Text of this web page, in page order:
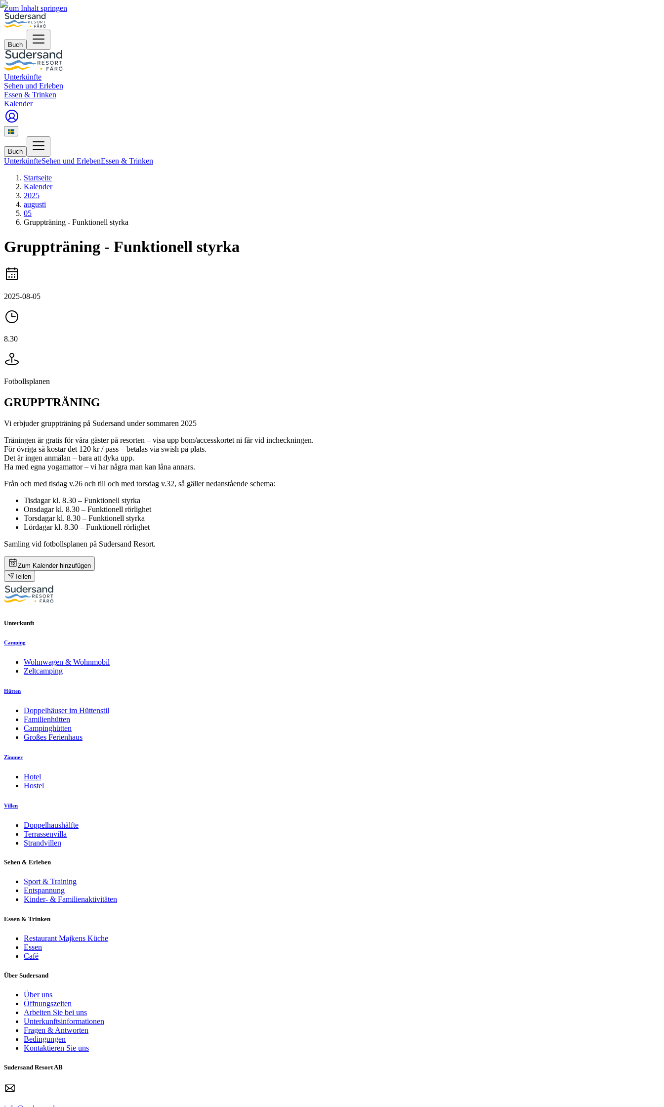
Zum Inhalt springen
Buch
Unterkünfte
Sehen und Erleben
Essen & Trinken
Kalender
Buch
UnterkünfteSehen und ErlebenEssen & Trinken
Startseite
Kalender
2025
augusti
05
Gruppträning - Funktionell styrka
Gruppträning - Funktionell styrka
2025-08-05
8.30
Fotbollsplanen
GRUPPTRÄNING
Vi erbjuder gruppträning på Sudersand under sommaren 2025
Träningen är gratis för våra gäster på resorten – visa upp bom/accesskortet ni får vid incheckningen.
För övriga så kostar det 120 kr / pass – betalas via swish på plats.
Det är ingen anmälan – bara att dyka upp.
Ha med egna yogamattor – vi har några man kan låna annars.
Från och med tisdag v.26 och till och med torsdag v.32, så gäller nedanstående schema:
Tisdagar kl. 8.30 – Funktionell styrka
Onsdagar kl. 8.30 – Funktionell rörlighet
Torsdagar kl. 8.30 – Funktionell styrka
Lördagar kl. 8.30 – Funktionell rörlighet
Samling vid fotbollsplanen på Sudersand Resort.
Zum Kalender hinzufügen
Teilen
Unterkunft
Camping
Wohnwagen & Wohnmobil
Zeltcamping
Hütten
Doppelhäuser im Hüttenstil
Familienhütten
Campinghütten
Großes Ferienhaus
Zimmer
Hotel
Hostel
Villen
Doppelhaushälfte
Terrassenvilla
Strandvillen
Sehen & Erleben
Sport & Training
Entspannung
Kinder- & Familienaktivitäten
Essen & Trinken
Restaurant Majkens Küche
Essen
Café
Über Sudersand
Über uns
Öffnungszeiten
Arbeiten Sie bei uns
Unterkunftsinformationen
Fragen & Antworten
Bedingungen
Kontaktieren Sie uns
Sudersand Resort AB